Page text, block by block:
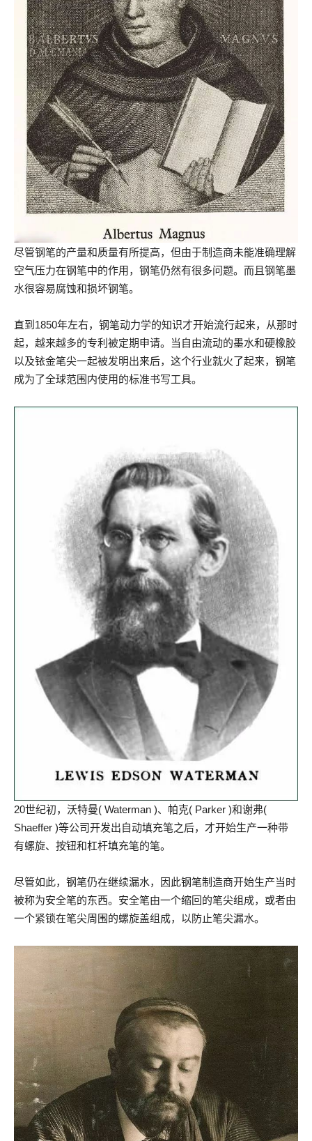
尽管钢笔的产量和质量有所提高，但由于制造商未能准确理解
空气压力在钢笔中的作用，钢笔仍然有很多问题。而且钢笔墨
水很容易腐蚀和损坏钢笔。
直到1850年左右，钢笔动力学的知识才开始流行起来，从那时
起，越来越多的专利被定期申请。当自由流动的墨水和硬橡胶
以及铱金笔尖一起被发明出来后，这个行业就火了起来，钢笔
成为了全球范围内使用的标准书写工具。
20世纪初，沃特曼( Waterman )、帕克( Parker )和谢弗(
Shaeffer )等公司开发出自动填充笔之后，才开始生产一种带
有螺旋、按钮和杠杆填充笔的笔。
尽管如此，钢笔仍在继续漏水，因此钢笔制造商开始生产当时
被称为安全笔的东西。安全笔由一个缩回的笔尖组成，或者由
一个紧锁在笔尖周围的螺旋盖组成，以防止笔尖漏水。